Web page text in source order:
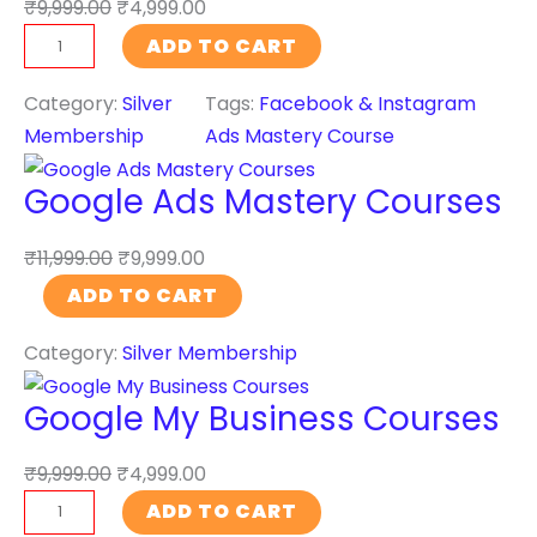
t
i
t
y
m
o
n
W
o
P
r
e
s
t
D
e
v
e
o
e
n
t
n
k
i
n
g
C
s
e
s
q
u
₹9,999.00 ₹4,999.00
a
c
e
b
o
k
n
s
t
g
ADD TO CART
Category: Silver
Membership
Tags: Facebook & Instagram
Ads Mastery Course
Google Ads Mastery Courses
₹11,999.00 ₹9,999.00
o
g
l
A
ADD TO CART
Category: Silver Membership
Google My Business Courses
₹9,999.00 ₹4,999.00
ADD TO CART